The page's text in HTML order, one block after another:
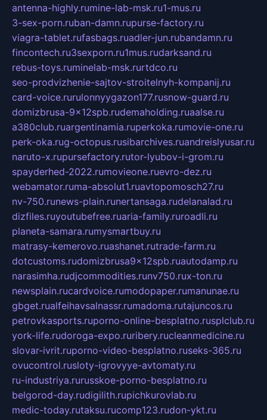
antenna-highly.rumine-lab-msk.ru1-mus.ru
3-sex-porn.ruban-damn.rupurse-factory.ru
viagra-tablet.rufasbags.ruadler-jun.rubandamn.ru
fincontech.ru3sexporn.ru1mus.rudarksand.ru
rebus-toys.ruminelab-msk.rurtdco.ru
seo-prodvizhenie-sajtov-stroitelnyh-kompanij.ru
card-voice.rurulonnyygazon177.rusnow-guard.ru
domizbrusa-9x12spb.rudemaholding.ruaalse.ru
a380club.ruargentinamia.ruperkoka.rumovie-one.ru
perk-oka.rug-octopus.rusibarchives.ruandreislyusar.ru
naruto-x.rupursefactory.rutor-lyubov-i-grom.ru
spayderhed-2022.rumovieone.ruevro-dez.ru
webamator.ruma-absolut1.ruavtopomosch27.ru
nv-750.runews-plain.runertansaga.rudelanalad.ru
dizfiles.ruyoutubefree.ruaria-family.ruroadli.ru
planeta-samara.rumysmartbuy.ru
matrasy-kemerovo.ruashanet.rutrade-farm.ru
dotcustoms.rudomizbrusa9x12spb.ruautodamp.ru
narasimha.rudjcommodities.runv750.rux-ton.ru
newsplain.rucardvoice.rumodopaper.rumanunae.ru
gbget.rualfeihavsalnassr.rumadoma.rutajuncos.ru
petrovkasports.ruporno-online-besplatno.rusplclub.ru
york-life.rudoroga-expo.ruribery.rucleanmedicine.ru
slovar-ivrit.ruporno-video-besplatno.ruseks-365.ru
ovucontrol.rusloty-igrovyye-avtomaty.ru
ru-industriya.rurusskoe-porno-besplatno.ru
belgorod-day.rudigilith.rupichkurovlab.ru
medic-today.rutaksu.rucomp123.rudon-ykt.ru